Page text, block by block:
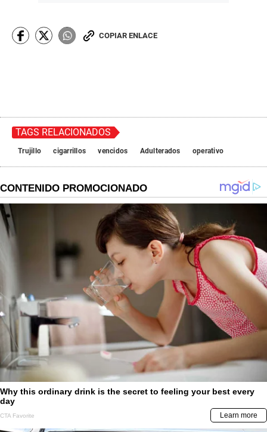
COPIAR ENLACE
TAGS RELACIONADOS
Trujillo cigarrillos vencidos Adulterados operativo